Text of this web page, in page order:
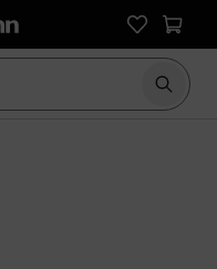
Zoek
van 12 klantbeoordelingen